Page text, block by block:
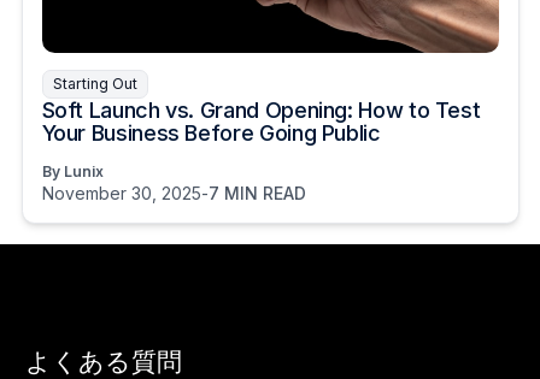
Starting Out
Soft Launch vs. Grand Opening: How to Test
Your Business Before Going Public
By Lunix
November 30, 2025-7 MIN READ
よくある質問